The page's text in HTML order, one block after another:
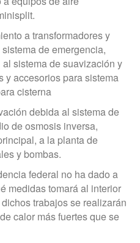
a transformadores y
de emergencia,
sistema de suavización y
y accesorios para sistema
cisterna
debida al sistema de
de osmosis inversa,
a la planta de
y bombas.
federal no ha dado a
medidas tomará al interior
trabajos se realizarán
calor más fuertes que se